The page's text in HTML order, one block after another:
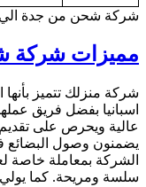
شركة شحن من جدة الي
مميزات شركة
شركة منزلك تتميز
اسبانيا بفضل فريق
عالية ويحرص على
يضمنون وصول البضائع
الشركة بمعاملة خاصة
سلسة ومريحة. كما يولي